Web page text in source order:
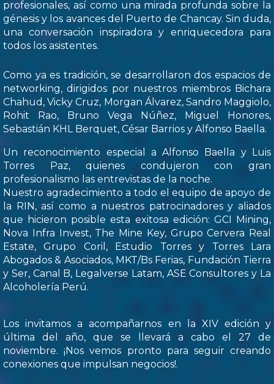
profesionales, así como una mirada profunda sobre la
génesis y los avances del Puerto de Chancay. Sin duda,
una conversación inspiradora y enriquecedora para
todos los asistentes.
Como ya es tradición, se desarrollaron dos espacios de
networking, dirigidos por nuestros miembros Bichara
Chahud, Vicky Cruz, Morgan Álvarez, Sandro Maggiolo,
Rohit Rao, Bruno Vega Núñez, Miguel Honores,
Sebastián KHL Berquet, César Barrios y Alfonso Baella.
Un reconocimiento especial a Alfonso Baella y Luis
Torres Paz, quienes condujeron con gran
profesionalismo las entrevistas de la noche.
Nuestro agradecimiento a todo el equipo de apoyo de
la RIN, así como a nuestros patrocinadores y aliados
que hicieron posible esta exitosa edición: GCI Mining,
Nova Infra Invest, The Mine Key, Grupo Cervera Real
Estate, Grupo Coril, Estudio Torres y Torres Lara
Abogados & Asociados, MKT/Bs Ferias, Fundación Tierra
y Ser, Canal B, Legalverse Latam, ASE Consultores y La
Alcoholería Perú.
Los invitamos a acompañarnos en la XIV edición y
última del año, que se llevará a cabo el 27 de
noviembre. ¡Nos vemos pronto para seguir creando
conexiones que impulsan negocios!.